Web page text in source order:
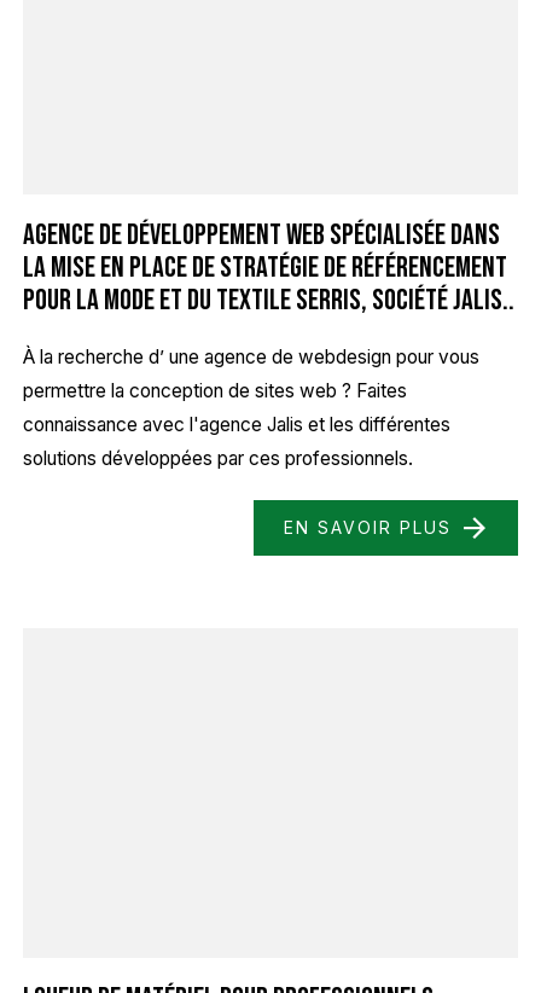
Agence de développement web spécialisée dans
la mise en place de stratégie de référencement
pour la mode et du textile Serris, Société Jalis..
À la recherche d’ une agence de webdesign pour vous
permettre la conception de sites web ? Faites
connaissance avec l'agence Jalis et les différentes
solutions développées par ces professionnels.
EN SAVOIR PLUS